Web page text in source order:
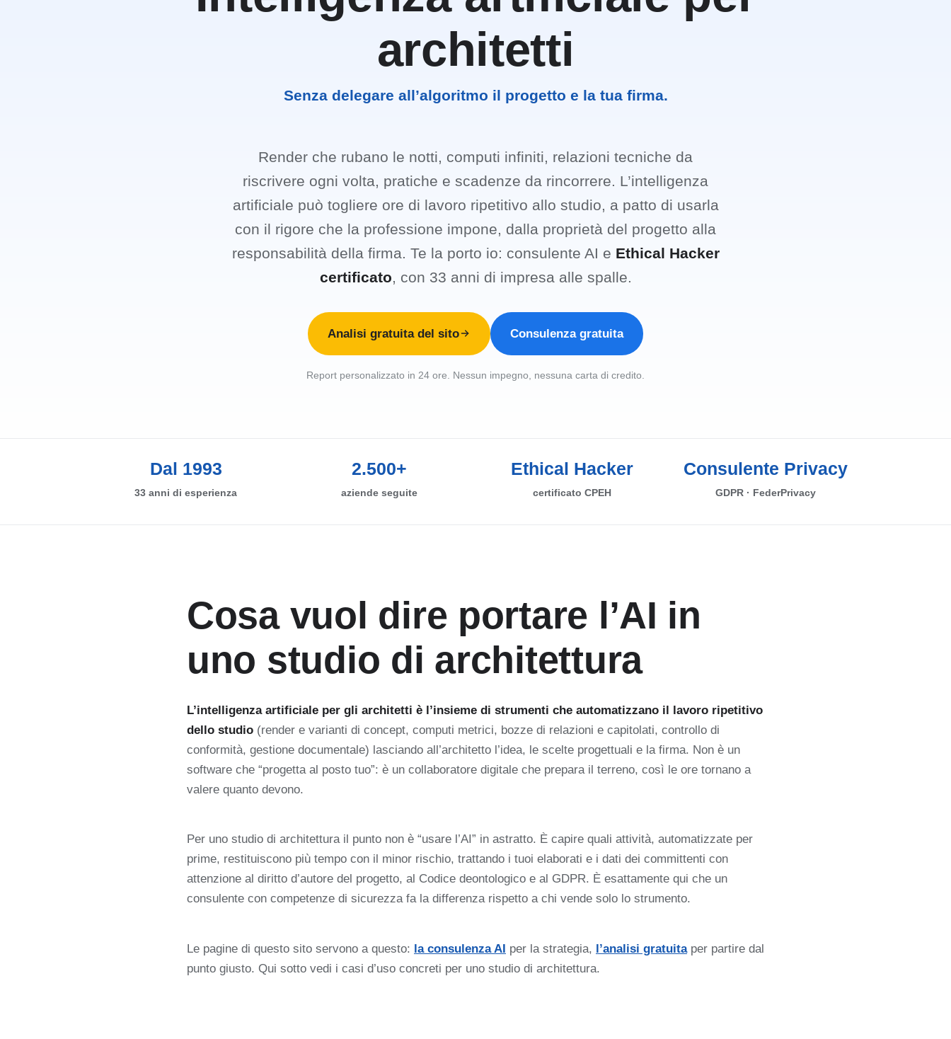
architetti
Senza delegare all’algoritmo il progetto e la tua firma.
Render che rubano le notti, computi infiniti, relazioni tecniche da
riscrivere ogni volta, pratiche e scadenze da rincorrere. L’intelligenza
artificiale può togliere ore di lavoro ripetitivo allo studio, a patto di usarla
con il rigore che la professione impone, dalla proprietà del progetto alla
responsabilità della firma. Te la porto io: consulente AI e Ethical Hacker
certificato, con 33 anni di impresa alle spalle.
Analisi gratuita del sito Consulenza gratuita
Report personalizzato in 24 ore. Nessun impegno, nessuna carta di credito.
Dal 1993
33 anni di esperienza
2.500+
aziende seguite
Ethical Hacker
certificato CPEH
Consulente Privacy
GDPR · FederPrivacy
Cosa vuol dire portare l’AI in
uno studio di architettura
L’intelligenza artificiale per gli architetti è l’insieme di strumenti che automatizzano il lavoro ripetitivo
dello studio (render e varianti di concept, computi metrici, bozze di relazioni e capitolati, controllo di
conformità, gestione documentale) lasciando all’architetto l’idea, le scelte progettuali e la firma. Non è un
software che “progetta al posto tuo”: è un collaboratore digitale che prepara il terreno, così le ore tornano a
valere quanto devono.
Per uno studio di architettura il punto non è “usare l’AI” in astratto. È capire quali attività, automatizzate per
prime, restituiscono più tempo con il minor rischio, trattando i tuoi elaborati e i dati dei committenti con
attenzione al diritto d’autore del progetto, al Codice deontologico e al GDPR. È esattamente qui che un
consulente con competenze di sicurezza fa la differenza rispetto a chi vende solo lo strumento.
Le pagine di questo sito servono a questo: la consulenza AI per la strategia, l’analisi gratuitaper partire dal
punto giusto. Qui sotto vedi i casi d’uso concreti per uno studio di architettura.